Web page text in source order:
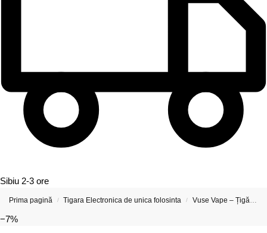
Sibiu 2-3 ore
Prima pagină / Tigara Electronica de unica folosinta / Vuse Vape – Țigări Electronice, Kituri Și Capsule
−7%